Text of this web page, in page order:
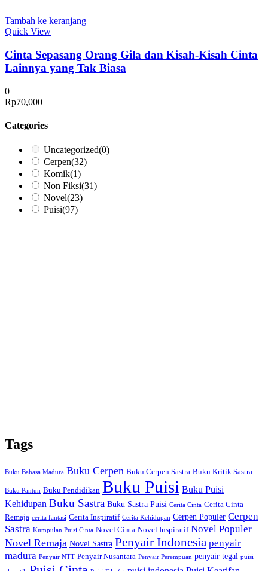
Tambah ke keranjang
Quick View
Cinta Sepasang Orang Gila dan Kisah-Kisah Cinta
Lainnya yang Tak Biasa
0
Rp70,000
Categories
Uncategorized(0)
Cerpen(32)
Komik(1)
Non Fiksi(31)
Novel(23)
Puisi(97)
Tags
Buku Bahasa Madura Buku Cerpen Buku Cerpen Sastra Buku Kritik Sastra
Buku Pantun Buku Pendidikan Buku Puisi Buku Puisi
Kehidupan Buku Sastra Buku Sastra Puisi Cerita Cinta Cerita Cinta
Remaja cerita fantasi Cerita Inspiratif Cerita Kehidupan Cerpen Populer Cerpen
Sastra Kumpulan Puisi Cinta Novel Cinta Novel Inspiratif Novel Populer
Novel Remaja Novel Sastra Penyair Indonesia penyair
madura Penyair NTT Penyair Nusantara Penyair Perempuan penyair tegal puisi